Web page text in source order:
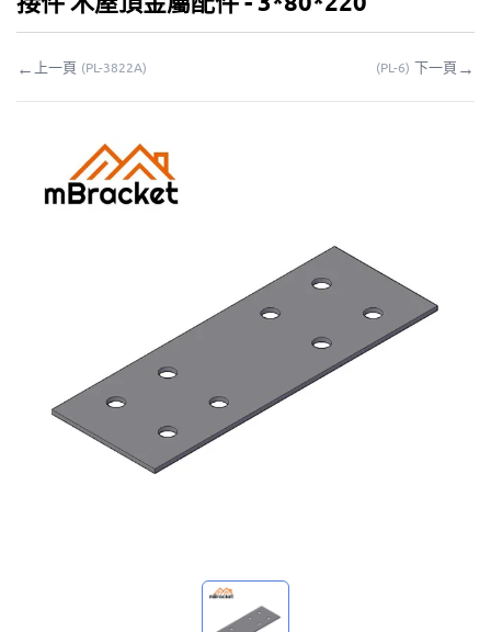
下載
線上詢價
我的詢價
← 上一頁 (PL-3822A) (PL-6) 下一頁 →